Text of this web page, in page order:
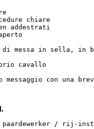
chiare
addestrati
di messa in sella, in
cavallo
con una
paardewerker / rij-